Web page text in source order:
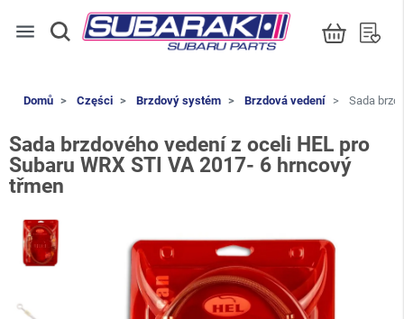
menu
Domů Części Brzdový systém Brzdová vedení Sada
Sada brzdového vedení z oceli HEL pro
Subaru WRX STI VA 2017- 6 hrncový
třmen